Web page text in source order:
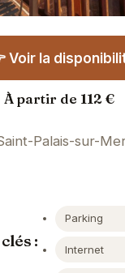
Voir la
À partir de 112 €
Palais-sur-
:
Parking
Internet